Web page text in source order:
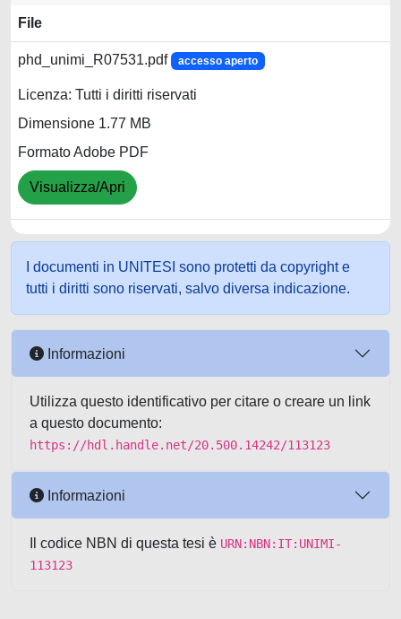
File
phd_unimi_R07531.pdf accesso aperto
Licenza: Tutti i diritti riservati
Dimensione 1.77 MB
Formato Adobe PDF
Visualizza/Apri
I documenti in UNITESI sono protetti da copyright e
tutti i diritti sono riservati, salvo diversa indicazione.
Informazioni
Utilizza questo identificativo per citare o creare un link
a questo documento:
https://hdl.handle.net/20.500.14242/113123
Informazioni
Il codice NBN di questa tesi è URN:NBN:IT:UNIMI-
113123